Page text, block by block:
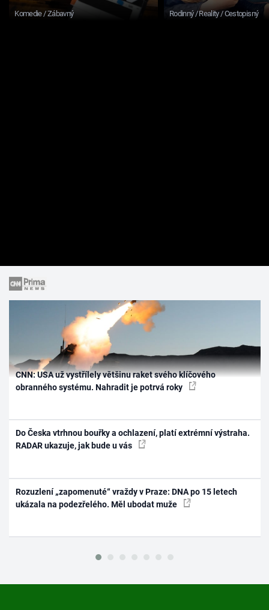
Komedie / Zábavný Rodinný / Reality / Cestopisný
CNN: USA už vystřílely většinu raket svého klíčového
obranného systému. Nahradit je potrvá roky
Do Česka vtrhnou bouřky a ochlazení, platí extrémní výstraha.
RADAR ukazuje, jak bude u vás
Rozuzlení „zapomenuté“ vraždy v Praze: DNA po 15 letech
ukázala na podezřelého. Měl ubodat muže